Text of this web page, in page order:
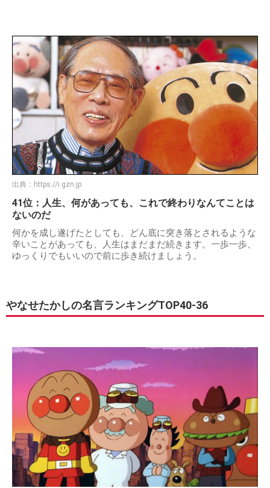
出典： https://i.gzn.jp
41位：人生、何があっても、これで終わりなんてことは
ないのだ
何かを成し遂げたとしても、どん底に突き落とされるような
辛いことがあっても、人生はまだまだ続きます。一歩一歩、
ゆっくりでもいいので前に歩き続けましょう。
やなせたかしの名言ランキングTOP40-36